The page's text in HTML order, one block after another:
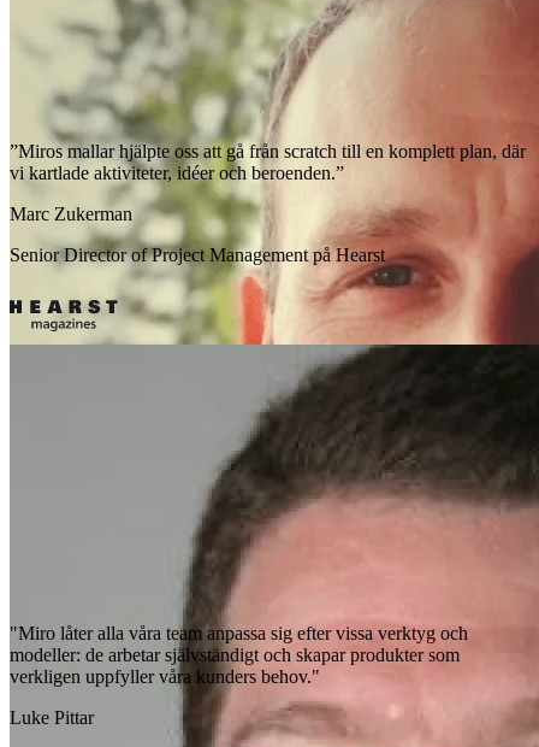
”Miros mallar hjälpte oss att gå från scratch till en komplett plan, där
vi kartlade aktiviteter, idéer och beroenden.”
Marc Zukerman
Senior Director of Project Management på Hearst
"Miro låter alla våra team anpassa sig efter vissa verktyg och
modeller: de arbetar självständigt och skapar produkter som
verkligen uppfyller våra kunders behov."
Luke Pittar